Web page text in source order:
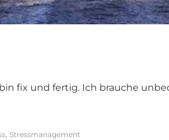
fix und fertig. Ich brauche
, Stressmanagement